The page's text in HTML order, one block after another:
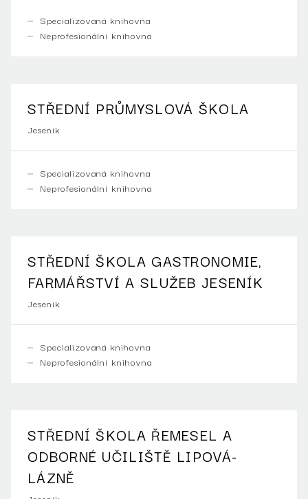
Specializovaná knihovna
Neprofesionální knihovna
STŘEDNÍ PRŮMYSLOVÁ ŠKOLA
Jeseník
Specializovaná knihovna
Neprofesionální knihovna
STŘEDNÍ ŠKOLA GASTRONOMIE,
FARMÁŘSTVÍ A SLUŽEB JESENÍK
Jeseník
Specializovaná knihovna
Neprofesionální knihovna
STŘEDNÍ ŠKOLA ŘEMESEL A
ODBORNÉ UČILIŠTĚ LIPOVÁ-
LÁZNĚ